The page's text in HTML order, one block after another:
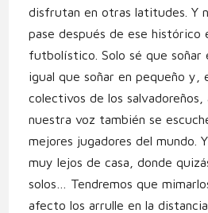
disfrutan en otras latitudes. Y
pase después de ese histórico
futbolístico. Solo sé que soñar
igual que soñar en pequeño y,
colectivos de los salvadoreños,
nuestra voz también se
mejores jugadores del mundo.
muy lejos de casa, donde
solos… Tendremos que
afecto los arrulle en la